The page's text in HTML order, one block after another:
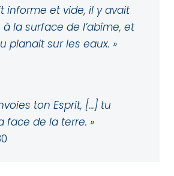
informe et vide, il y avait
la surface de l’abîme, et
planait sur les eaux. »
ton Esprit, […] tu
face de la terre. »